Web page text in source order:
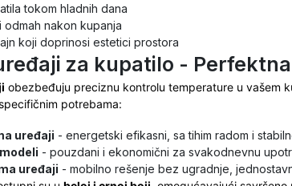
tokom hladnih dana
odmah nakon kupanja
koji doprinosi estetici prostora
za kupatilo -
obezbeđuju preciznu kontrolu temperature u vašem
potrebama:
uređaji - energetski efikasni, sa tihim radom i
- pouzdani i ekonomični za svakodnevnu
uređaji - mobilno rešenje bez ugradnje,